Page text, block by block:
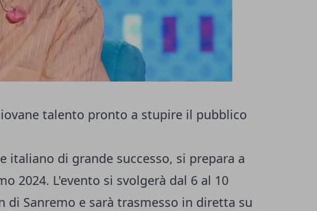
talento pronto a stupire il pubblico
italiano di grande successo, si prepara a
2024. L'evento si svolgerà dal 6 al 10
di Sanremo e sarà trasmesso in diretta su